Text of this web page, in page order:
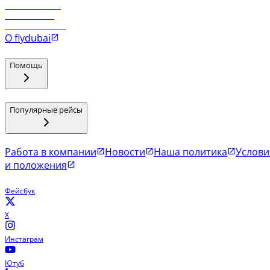
О flydubai
Помощь
Популярные рейсы
Работа в компании Новости Наша политика
и положения
Фейсбук
X
Инстаграм
Ютуб